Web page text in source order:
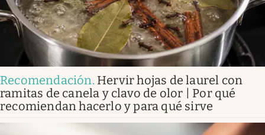
Recomendación. Hervir hojas de laurel con
ramitas de canela y clavo de olor | Por qué
recomiendan hacerlo y para qué sirve